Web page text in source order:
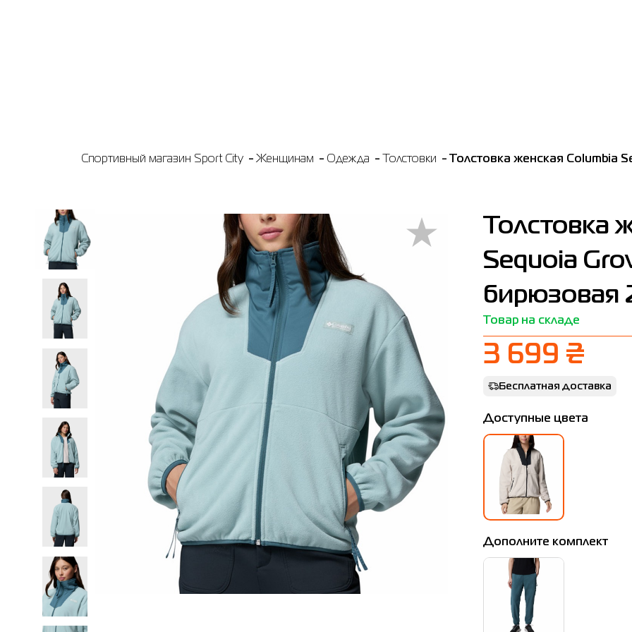
Спортивный магазин Sport City Женщинам Одежда Толстовки Толстовка женская Columbia
Толстовка
Sequoia
бирюзовая
Товар на складе
3 699 ₴
Бесплатная доставка
Доступные цвета
Дополните комплект